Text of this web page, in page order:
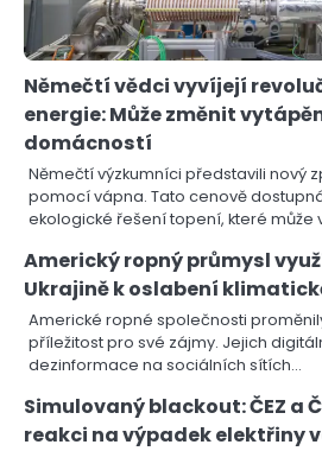
Němečtí vědci vyvíjejí
energie: Může změnit
domácností
Němečtí výzkumníci představili nový
pomocí vápna. Tato cenově
ekologické řešení topení, které může
Americký ropný průmysl
Ukrajině k oslabení
Americké ropné společnosti
příležitost pro své zájmy. Jejich
dezinformace na sociálních sítích…
Simulovaný blackout: ČEZ a
reakci na výpadek elektřiny